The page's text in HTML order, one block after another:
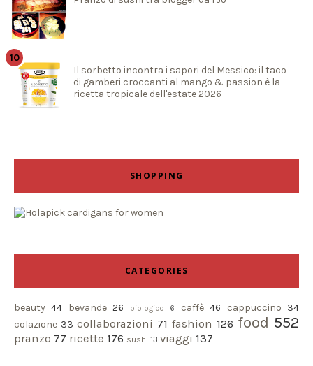
Il sorbetto incontra i sapori del Messico: il taco
di gamberi croccanti al mango & passion è la
ricetta tropicale dell'estate 2026
SHOPPING
CATEGORIES
beauty 44 bevande 26 biologico 6 caffè 46 cappuccino 34
colazione 33 collaborazioni 71 fashion 126 food 552
pranzo 77 ricette 176 sushi 13 viaggi 137